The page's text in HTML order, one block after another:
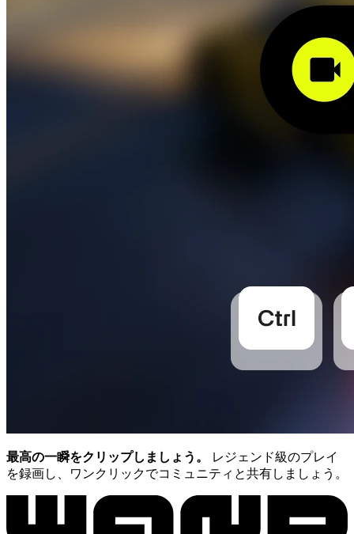
最高の一瞬をクリップしましょう。
レジェンド級のプレイ
を録画し、ワンクリックでコミュニティと共有しましょう。